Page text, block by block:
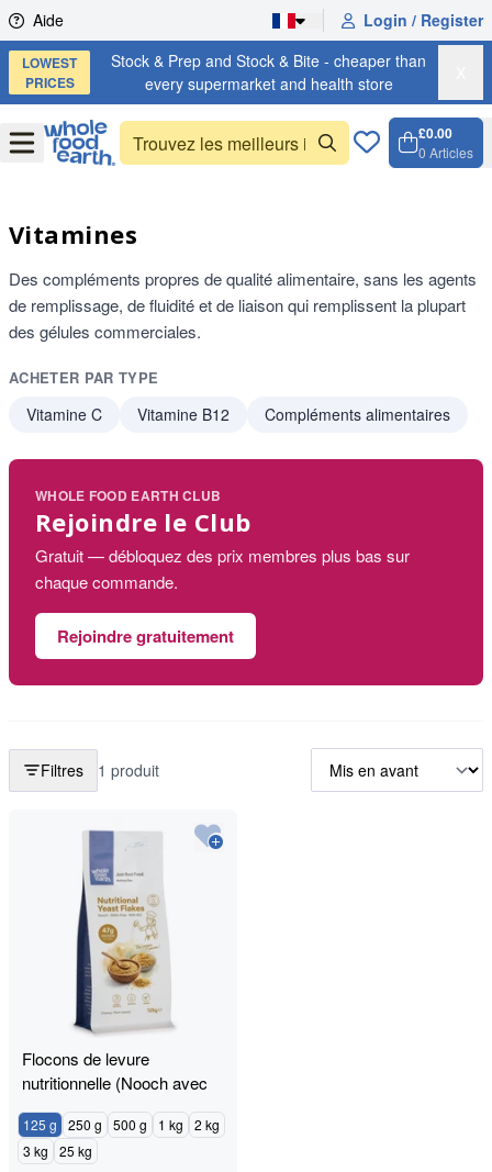
Skip to content
Aide Login / Register
LOWEST
PRICES
Stock & Prep and Stock & Bite - cheaper than
every supermarket and health store
OpenMenu
£0.00
0 Articles
Vitamines
Des compléments propres de qualité alimentaire, sans les agents
de remplissage, de fluidité et de liaison qui remplissent la plupart
des gélules commerciales.
ACHETER PAR TYPE
Vitamine C Vitamine B12 Compléments alimentaires
WHOLE FOOD EARTH CLUB
Rejoindre le Club
Gratuit — débloquez des prix membres plus bas sur
chaque commande.
Rejoindre gratuitement
Filtres 1 produit
Flocons de levure
nutritionnelle (Nooch avec
B12)
125 g 250 g 500 g 1 kg
2 kg
3 kg
25 kg